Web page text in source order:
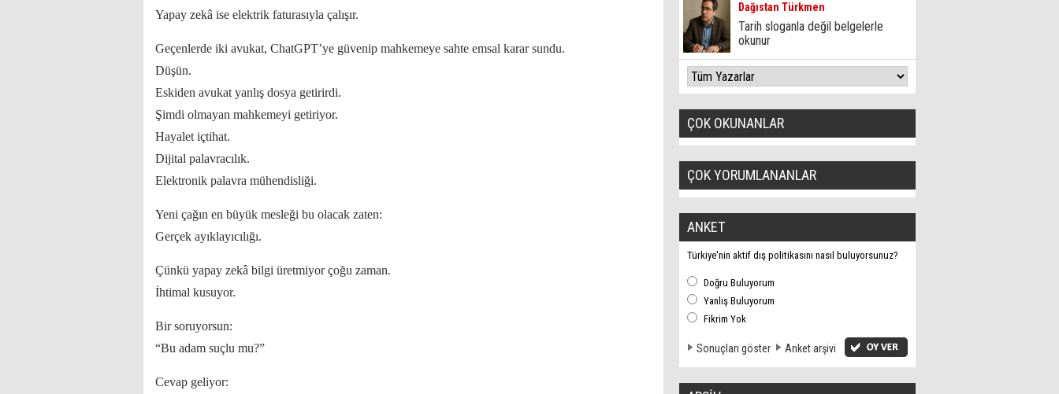
Yapay zekâ ise elektrik faturasıyla çalışır.
Geçenlerde iki avukat, ChatGPT’ye güvenip mahkemeye sahte emsal karar sundu.
Düşün.
Eskiden avukat yanlış dosya getirirdi.
Şimdi olmayan mahkemeyi getiriyor.
Hayalet içtihat.
Dijital palavracılık.
Elektronik palavra mühendisliği.
Yeni çağın en büyük mesleği bu olacak zaten:
Gerçek ayıklayıcılığı.
Çünkü yapay zekâ bilgi üretmiyor çoğu zaman.
İhtimal kusuyor.
Bir soruyorsun:
“Bu adam suçlu mu?”
Cevap geliyor:
Dağıstan Türkmen
Tarih sloganla değil belgelerle
okunur
ÇOK OKUNANLAR
ÇOK YORUMLANANLAR
ANKET
Türkiye'nin aktif dış politikasını nasıl buluyorsunuz?
Doğru Buluyorum
Yanlış Buluyorum
Fikrim Yok
Sonuçları göster Anket arşivi